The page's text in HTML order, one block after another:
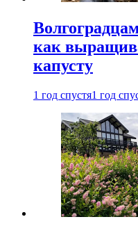
как
капусту
1 год спустя1 год